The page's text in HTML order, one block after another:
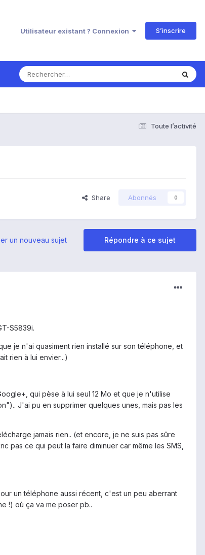
Utilisateur existant ? Connexion S’inscrire
Toute l’activité
Share Abonnés 0
Répondre à ce sujet
un nouveau sujet
S5839i.
je n'ai quasiment rien installé sur son téléphone, et
rien à lui envier...)
qui pèse à lui seul 12 Mo et que je n'utilise
J'ai pu en supprimer quelques unes, mais pas les
jamais rien.. (et encore, je ne suis pas sûre
pas ce qui peut la faire diminuer car même les SMS,
un téléphone aussi récent, c'est un peu aberrant
!) où ça va me poser pb..